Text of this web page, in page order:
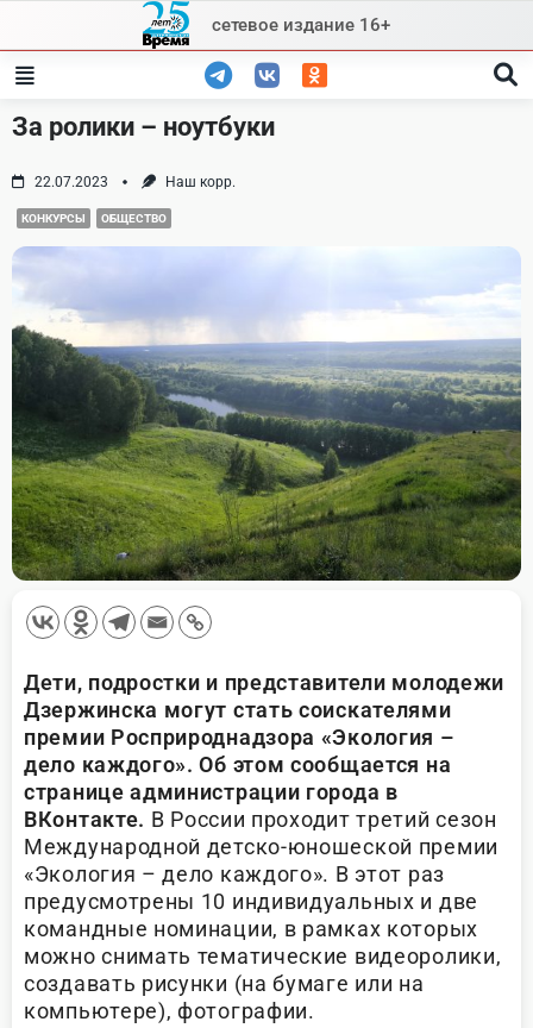
content
сетевое издание 16+
За ролики – ноутбуки
22.07.2023 Наш корр.
КОНКУРСЫ ОБЩЕСТВО
Дети, подростки и представители молодежи
Дзержинска могут стать соискателями
премии Росприроднадзора «Экология –
дело каждого». Об этом сообщается на
странице администрации города в
ВКонтакте. В России проходит третий сезон
Международной детско-юношеской премии
«Экология – дело каждого». В этот раз
предусмотрены 10 индивидуальных и две
командные номинации, в рамках которых
можно снимать тематические видеоролики,
создавать рисунки (на бумаге или на
компьютере), фотографии.